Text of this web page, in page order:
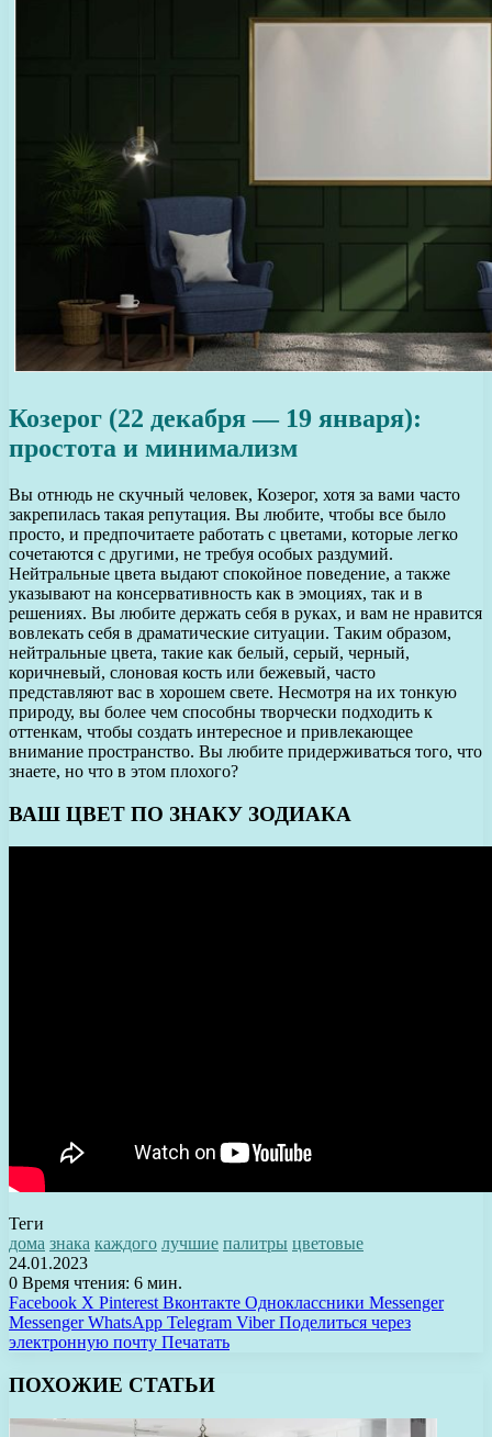
Козерог (22 декабря — 19 января):
простота и минимализм
Вы отнюдь не скучный человек, Козерог, хотя за вами часто
закрепилась такая репутация. Вы любите, чтобы все было
просто, и предпочитаете работать с цветами, которые легко
сочетаются с другими, не требуя особых раздумий.
Нейтральные цвета выдают спокойное поведение, а также
указывают на консервативность как в эмоциях, так и в
решениях. Вы любите держать себя в руках, и вам не нравится
вовлекать себя в драматические ситуации. Таким образом,
нейтральные цвета, такие как белый, серый, черный,
коричневый, слоновая кость или бежевый, часто
представляют вас в хорошем свете. Несмотря на их тонкую
природу, вы более чем способны творчески подходить к
оттенкам, чтобы создать интересное и привлекающее
внимание пространство. Вы любите придерживаться того, что
знаете, но что в этом плохого?
ВАШ ЦВЕТ ПО ЗНАКУ ЗОДИАКА
Теги
дома знака каждого лучшие палитры цветовые
24.01.2023
0 Время чтения: 6 мин.
Facebook X Pinterest Вконтакте Одноклассники Messenger
Messenger WhatsApp Telegram Viber Поделиться через
электронную почту Печатать
ПОХОЖИЕ СТАТЬИ